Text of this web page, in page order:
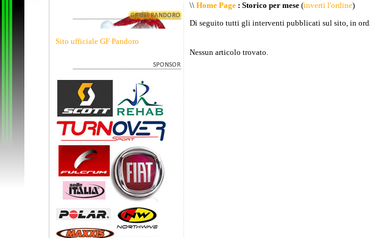
Sito ufficiale GF Pandoro
\\ Home Page: Storico per mese(inverti l'ordine)
Di seguito tutti gli interventi pubblicati sul sito, in
Nessun articolo trovato.